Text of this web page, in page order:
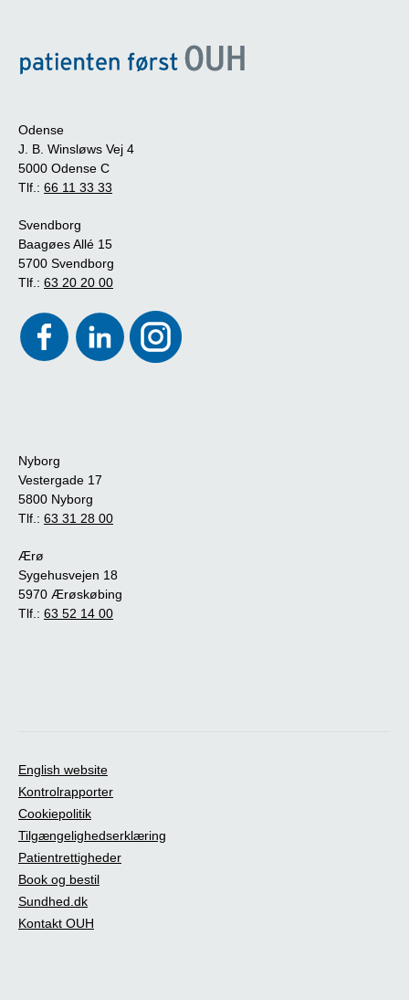
Odense
J. B. Winsløws Vej 4
5000 Odense C
Tlf.: 66 11 33 33
Svendborg
Baagøes Allé 15
5700 Svendborg
Tlf.: 63 20 20 00
Nyborg
Vestergade 17
5800 Nyborg
Tlf.: 63 31 28 00
Ærø
Sygehusvejen 18
5970 Ærøskøbing
Tlf.: 63 52 14 00
English website
Kontrolrapporter
Cookiepolitik
Tilgængelighedserklæring
Patientrettigheder
Book og bestil
Sundhed.dk
Kontakt OUH